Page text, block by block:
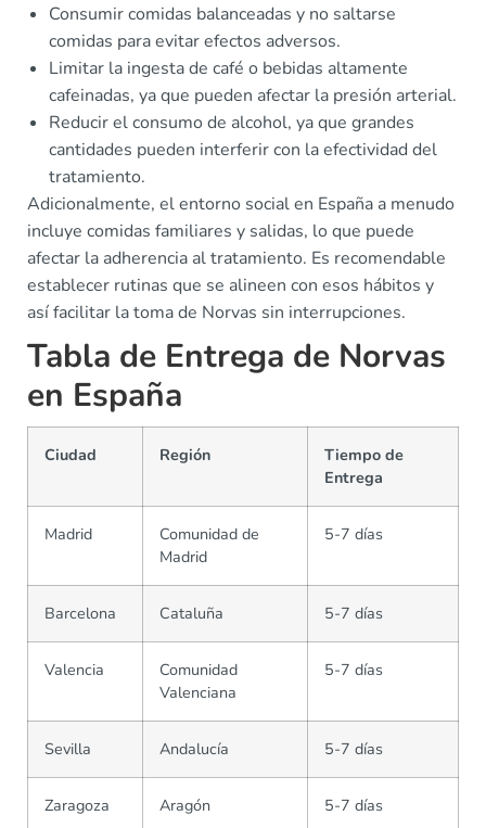
Consumir comidas balanceadas y no saltarse
comidas para evitar efectos adversos.
Limitar la ingesta de café o bebidas altamente
cafeinadas, ya que pueden afectar la presión arterial.
Reducir el consumo de alcohol, ya que grandes
cantidades pueden interferir con la efectividad del
tratamiento.
Adicionalmente, el entorno social en España a menudo
incluye comidas familiares y salidas, lo que puede
afectar la adherencia al tratamiento. Es recomendable
establecer rutinas que se alineen con esos hábitos y
así facilitar la toma de Norvas sin interrupciones.
Tabla de Entrega de Norvas
en España
Ciudad Región
Tiempo de
Entrega
Madrid
Comunidad de
Madrid
5-7 días
Barcelona Cataluña 5-7 días
Valencia
Comunidad
Valenciana
5-7 días
Sevilla Andalucía 5-7 días
Zaragoza Aragón 5-7 días